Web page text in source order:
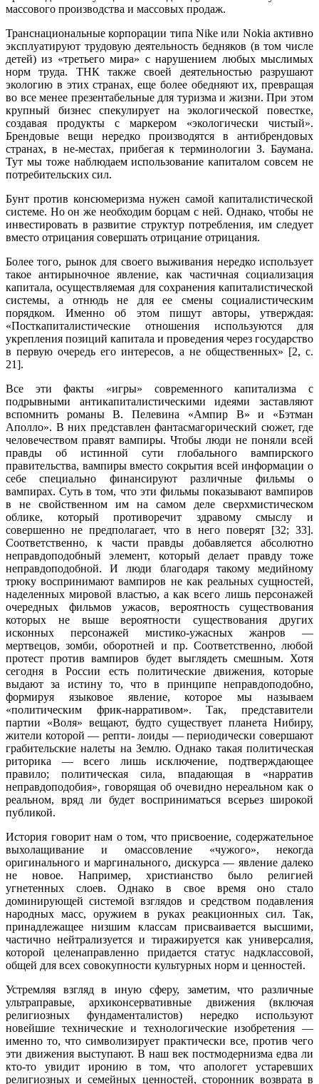
массового производства и массовых продаж.
Транснациональные корпорации типа Nike или Nokia активно
эксплуати­руют трудовую деятельность бедняков (в том числе
детей) из «третьего мира» с нарушением любых мыслимых
норм труда. ТНК также своей деятельностью разрушают
экологию в этих странах, еще более обедняют их, превращая
во все менее презентабельные для туризма и жизни. При этом
крупный бизнес спекулирует на экологической повестке,
создавая продукты с маркером «эко­логически чистый».
Брендовые вещи нередко производятся в антибрендовых
странах, в не-местах, прибегая к терминологии З. Баумана.
Тут мы тоже наблю­даем использование капиталом совсем не
потребительских сил.
Бунт против консюмеризма нужен самой капиталистической
системе. Но он же необходим борцам с ней. Однако, чтобы не
инвестировать в развитие структур потребления, им следует
вместо отрицания совершать отрицание отрицания.
Более того, рынок для своего выживания нередко использует
такое анти­рыночное явление, как частичная социализация
капитала, осуществляемая для сохранения капиталистической
системы, а отнюдь не для ее смены соци­алистическим
порядком. Именно об этом пишут авторы, утверждая:
«Постка­питалистические отношения используются для
укрепления позиций капитала и проведения через государство
в первую очередь его интересов, а не обще­ственных» [2, с.
21].
Все эти факты «игры» современного капитализма с
подрывными анти­капиталистическими идеями заставляют
вспомнить романы В. Пелевина «Ампир В» и «Бэтман
Аполло». В них представлен фантасмагорический сюжет, где
человечеством правят вампиры. Чтобы люди не поняли всей
правды об истинной сути глобального вампирского
правительства, вампиры вместо сокрытия всей информации о
себе специально финансируют различные фильмы о
вампирах. Суть в том, что эти фильмы показывают вампиров
в не свойственном им на самом деле сверхмистическом
облике, который противоречит здравому смыслу и
совершенно не предполагает, что в него поверят [32; 33].
Соответственно, к части правды добавляется абсолютно
неправдоподобный элемент, который делает правду тоже
неправдоподоб­ной. И люди благодаря такому медийному
трюку воспринимают вампиров не как реальных сущностей,
наделенных мировой властью, а как всего лишь персонажей
очередных фильмов ужасов, вероятность существования
которых не выше вероятности существования других
исконных персонажей мистико-ужасных жанров —
мертвецов, зомби, оборотней и пр. Соответ­ственно, любой
протест против вампиров будет выглядеть смешным. Хотя
сегодня в России есть политические движения, которые
выдают за истину то, что в принципе неправдоподобно,
формируя языковое явление, которое мы называем
«политическим фрик-нарративом». Так, представители
партии «Воля» вещают, будто существует планета Нибиру,
жители которой — репти- лоиды — периодически совершают
грабительские налеты на Землю. Однако такая политическая
риторика — всего лишь исключение, подтверждающее
правило; политическая сила, впадающая в «нарратив
неправдоподобия», говорящая об очевидно нереальном как о
реальном, вряд ли будет воспри­ниматься всерьез широкой
публикой.
История говорит нам о том, что присвоение, содержательное
выхолащи­вание и омассовление «чужого», некогда
оригинального и маргинального, дискурса — явление далеко
не новое. Например, христианство было религией
угнетенных слоев. Однако в свое время оно стало
доминирующей системой взглядов и средством подавления
народных масс, оружием в руках реакци­онных сил. Так,
принадлежащее низшим классам присваивается высшими,
частично нейтрализуется и тиражируется как универсалия,
которой целе­направленно придается статус надклассовой,
общей для всех совокупности культурных норм и ценностей.
Устремляя взгляд в иную сферу, заметим, что различные
ультраправые, архиконсервативные движения (включая
религиозных фундаменталистов) нередко используют
новейшие технические и технологические изобретения —
именно то, что символизирует практически все, против чего
эти движения выступают. В наш век постмодернизма едва ли
кто-то увидит иронию в том, что апологет устаревших
религиозных и семейных ценностей, сторонник возврата в